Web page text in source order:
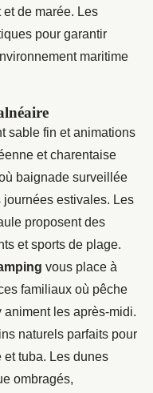
de marée. Les
pour garantir
maritime
sable fin et animations
et charentaise
baignade surveillée
estivales. Les
proposent des
et sports de plage.
vous place à
familiaux où pêche
les après-midi.
naturels parfaits pour
et tuba. Les dunes
ombragés,